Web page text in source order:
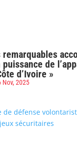
de
d’Ivoire »
Nov, 2025